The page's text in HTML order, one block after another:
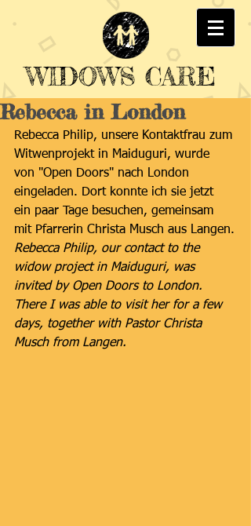
WIDOWS CARE
Rebecca in London
Rebecca Philip, unsere Kontaktfrau zum
Witwenprojekt in Maiduguri, wurde
von "Open Doors" nach London
eingeladen. Dort konnte ich sie jetzt
ein paar Tage besuchen, gemeinsam
mit Pfarrerin Christa Musch aus Langen.
Rebecca Philip, our contact to the
widow project in Maiduguri, was
invited by Open Doors to London.
There I was able to visit her for a few
days, together with Pastor Christa
Musch from Langen.